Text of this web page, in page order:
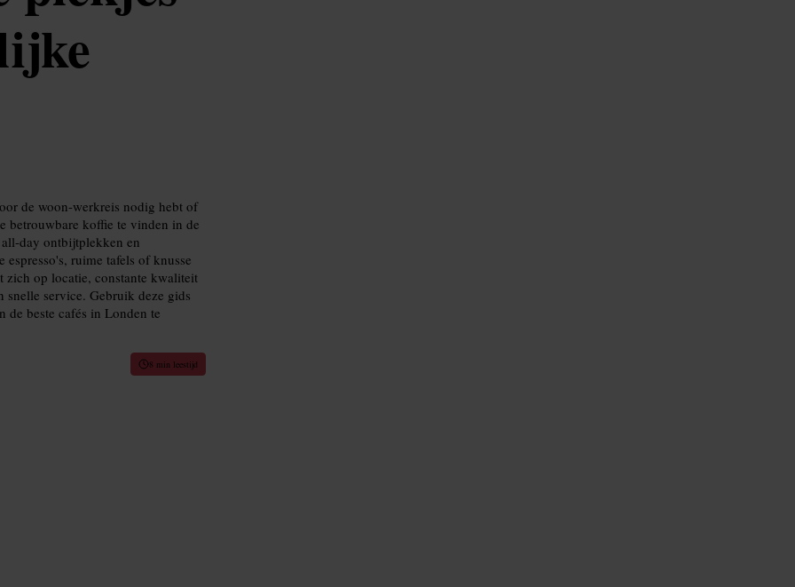
de woon-werkreis nodig hebt of
betrouwbare koffie te vinden in de
day ontbijtplekken en
ruime tafels of knusse
zich op locatie, constante kwaliteit
snelle service. Gebruik deze gids
beste cafés in Londen te
8 min leestijd